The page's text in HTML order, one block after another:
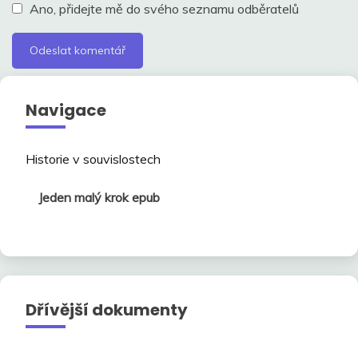
Ano, přidejte mě do svého seznamu odběratelů
Navigace
Historie v souvislostech
Jeden malý krok epub
Dřívější dokumenty